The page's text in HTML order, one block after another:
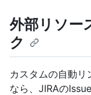
外部リソー
ク
カスタムの自動リ
なら、JIRAの